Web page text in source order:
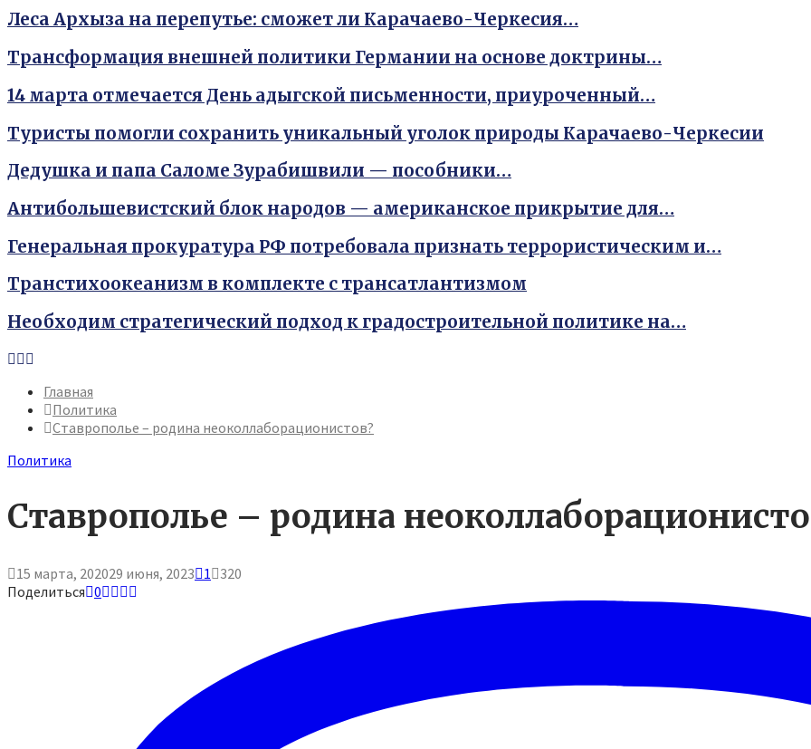
Леса Архыза на перепутье: сможет ли Карачаево-Черкесия…
Трансформация внешней политики Германии на основе доктрины…
14 марта отмечается День адыгской письменности, приуроченный…
Туристы помогли сохранить уникальный уголок природы Карачаево-Черкесии
Дедушка и папа Саломе Зурабишвили — пособники…
Антибольшевистский блок народов — американское прикрытие для…
Генеральная прокуратура РФ потребовала признать террористическим и…
Транстихоокеанизм в комплекте с трансатлантизмом
Необходим стратегический подход к градостроительной политике на…
Youtube
Vk
Главная
Политика
Ставрополье – родина неоколлаборационистов?
Политика
Ставрополье – родина
15 марта, 202029 июня, 2023 1 320
Поделиться 0